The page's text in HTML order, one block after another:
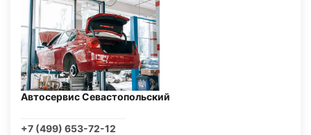
Автосервис Севастопольский
+7 (499) 653-72-12